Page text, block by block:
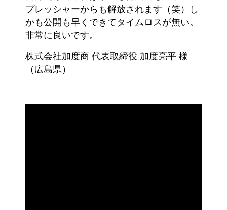
プレッシャーからも解放されます（笑）し
かも公開も早くできてタイムロスが無い。
非常に良いです。
株式会社加度商 代表取締役 加度亮平 様
（広島県）